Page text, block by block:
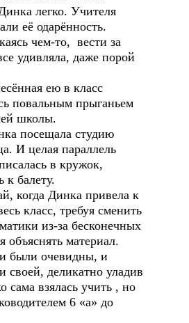
легко. Учителя
её одарённость.
чем-то, вести за
удивляла, даже порой
ею в класс
повальным прыганьем
школы.
посещала студию
И целая параллель
в кружок,
к балету.
когда Динка привела к
класс, требуя сменить
из-за бесконечных
материал.
были очевидны, и
своей, деликатно уладив
сама взялась учить , но
6 «а» до